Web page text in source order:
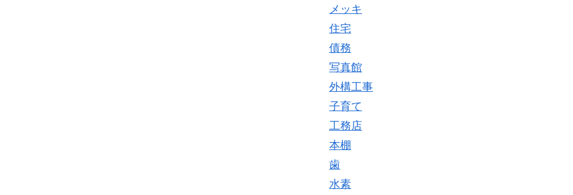
メッキ
住宅
債務
写真館
外構工事
子育て
工務店
本棚
歯
水素